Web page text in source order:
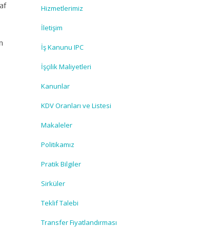
Hizmetlerimiz
İletişim
İş Kanunu IPC
İşçilik Maliyetleri
Kanunlar
KDV Oranları ve Listesi
Makaleler
Politikamız
Pratik Bilgiler
Sirküler
Teklif Talebi
Transfer Fiyatlandırması